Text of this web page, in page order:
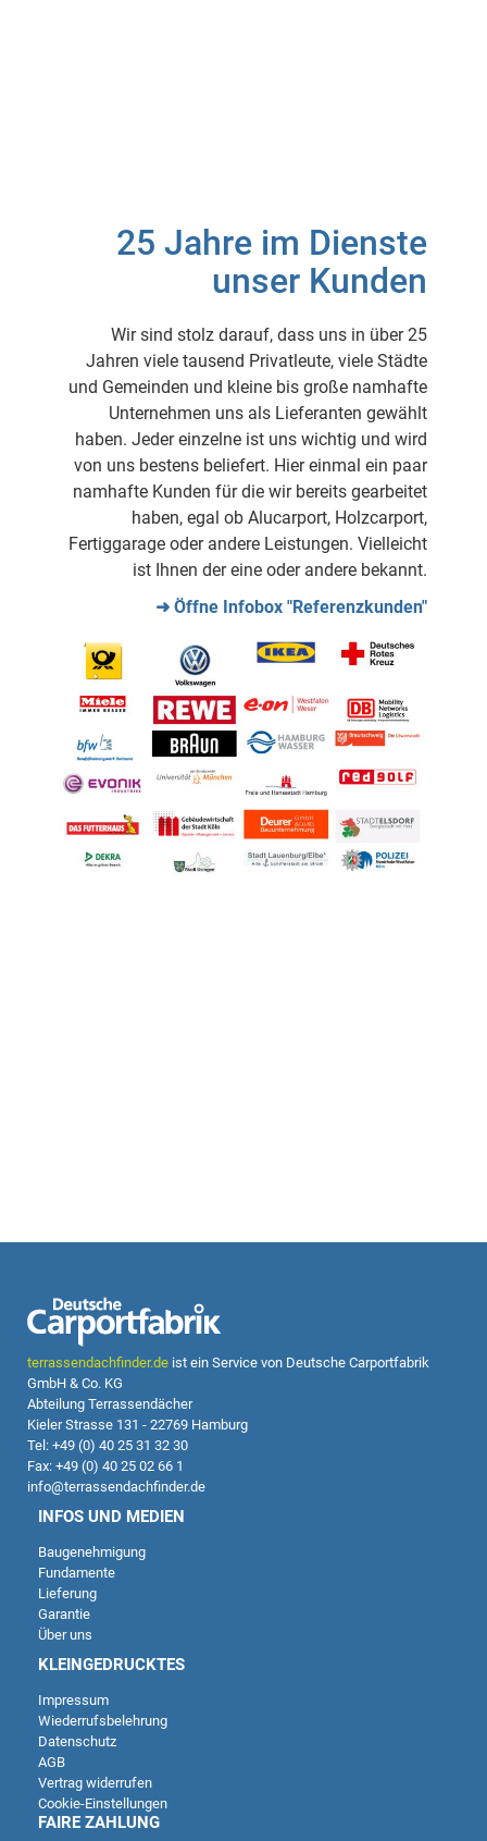
25 Jahre im Dienste
unser Kunden
Wir sind stolz darauf, dass uns in über 25
Jahren viele tausend Privatleute, viele Städte
und Gemeinden und kleine bis große namhafte
Unternehmen uns als Lieferanten gewählt
haben. Jeder einzelne ist uns wichtig und wird
von uns bestens beliefert. Hier einmal ein paar
namhafte Kunden für die wir bereits gearbeitet
haben, egal ob Alucarport, Holzcarport,
Fertiggarage oder andere Leistungen. Vielleicht
ist Ihnen der eine oder andere bekannt.
➜ Öffne Infobox "Referenzkunden"
terrassendachfinder.de ist ein Service von Deutsche Carportfabrik
GmbH & Co. KG
Abteilung Terrassendächer
Kieler Strasse 131 - 22769 Hamburg
Tel: +49 (0) 40 25 31 32 30
Fax: +49 (0) 40 25 02 66 1
info@terrassendachfinder.de
INFOS UND MEDIEN
Baugenehmigung
Fundamente
Lieferung
Garantie
Über uns
KLEINGEDRUCKTES
Impressum
Wiederrufsbelehrung
Datenschutz
AGB
Vertrag widerrufen
Cookie-Einstellungen
FAIRE ZAHLUNG